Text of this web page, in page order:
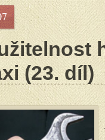
(23. díl)